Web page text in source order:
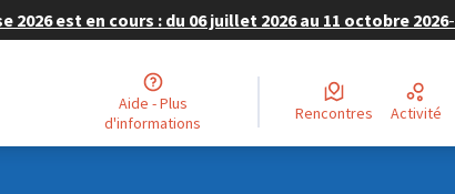
est en cours : du 06 juillet 2026 au 11 octobre 2026-
Aide - Plus
d'informations
Rencontres Activité